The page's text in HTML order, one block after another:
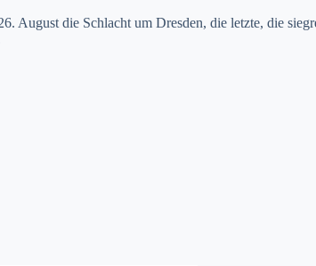
August die Schlacht um Dresden, die letzte, die